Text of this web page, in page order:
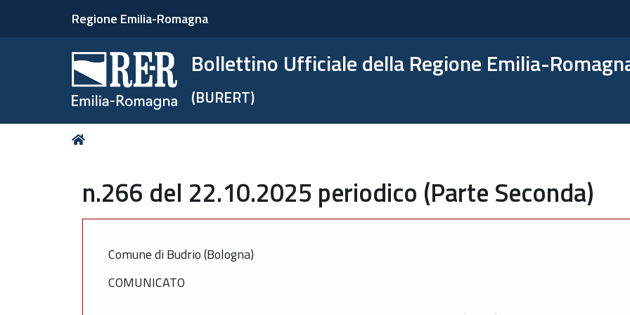
Regione Emilia-Romagna
Bollettino Ufficiale della Regione Emilia-
(BURERT)
Tu
n.266 del 22.10.2025 periodico (Parte Seconda)
Comune di Budrio (Bologna)
COMUNICATO